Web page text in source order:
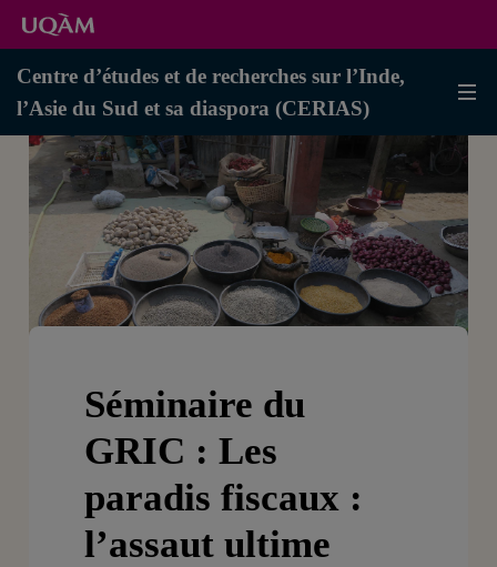
Centre d’études et de recherches sur l’Inde,
l’Asie du Sud et sa diaspora (CERIAS)
Séminaire du
GRIC : Les
paradis fiscaux :
l’assaut ultime